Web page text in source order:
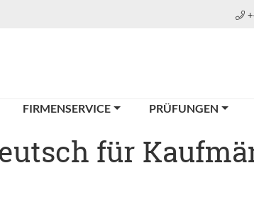
FIRMENSERVICE PRÜFUNGEN
für